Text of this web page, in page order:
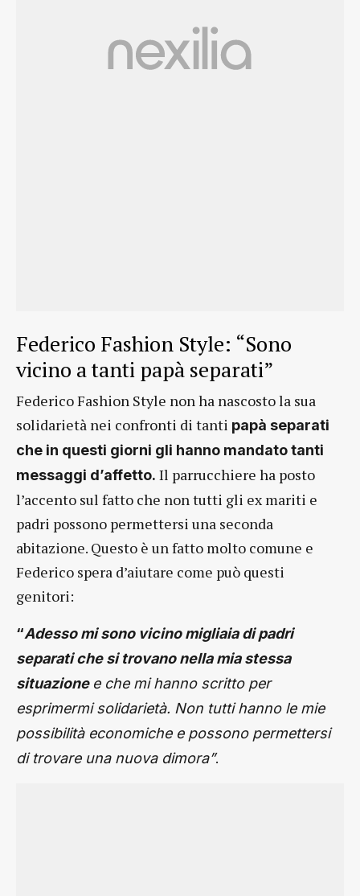
Federico Fashion Style: “Sono
vicino a tanti papà separati”
Federico Fashion Style non ha nascosto la sua
solidarietà nei confronti di tanti papà separati
che in questi giorni gli hanno mandato tanti
messaggi d’affetto. Il parrucchiere ha posto
l’accento sul fatto che non tutti gli ex mariti e
padri possono permettersi una seconda
abitazione. Questo è un fatto molto comune e
Federico spera d’aiutare come può questi
genitori:
“Adesso mi sono vicino migliaia di padri
separati che si trovanonella mia stessa
situazione e che mi hanno scritto per
esprimermi solidarietà. Non tutti hanno le mie
possibilità economiche e possono permettersi
di trovare una nuova dimora”.